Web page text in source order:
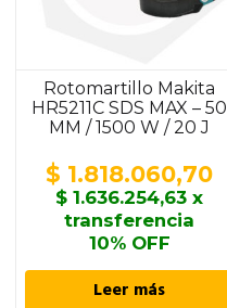
Rotomartillo Makita
HR5211C SDS MAX – 50
MM / 1500 W / 20 J
$ 1.818.060,70
$ 1.636.254,63 x
transferencia
10% OFF
Leer más